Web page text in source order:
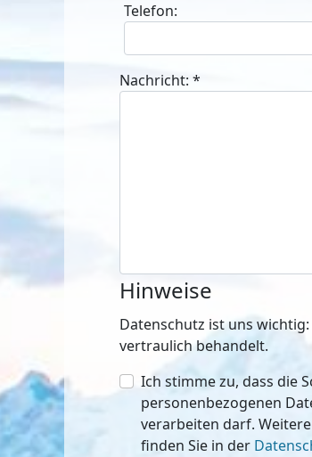
Telefon:
Nachricht: *
Hinweise
Datenschutz ist uns
vertraulich behandelt.
Ich stimme zu, dass die
personenbezogenen Daten
verarbeiten darf.
finden Sie in der